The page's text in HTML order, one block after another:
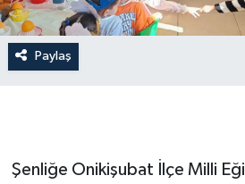
Paylaş
Şenliğe Onikişubat İlçe Milli
MAGAZİN
MEDYA